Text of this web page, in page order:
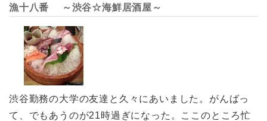
漁十八番 ～渋谷☆海鮮居酒屋～
渋谷勤務の大学の友達と久々にあいました。がんばっ
て、でもあうのが21時過ぎになった。ここのところ忙